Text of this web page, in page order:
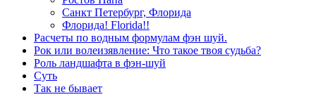
Санкт Петербург, Флорида
Флорида! Florida!!
Расчеты по водным формулам фэн шуй.
Рок или волеизявление: Что такое твоя судьба?
Роль ландшафта в фэн-шуй
Суть
Так не бывает